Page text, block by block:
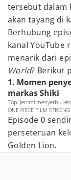
tersebut dalam
akan tayang di
Berhubung
kanal YouTube
menarik dari
World? Berikut
1. Momen
markas Shiki
Topi Jerami menyerbu
ONE PIECE FILM
Episode 0
perseteruan
Golden Lion.